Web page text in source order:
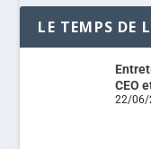
LE TEMPS DE
CEO
22/06/